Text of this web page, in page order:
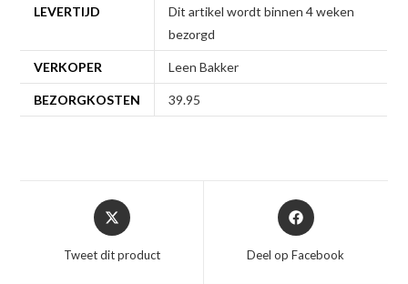
LEVERTIJD
Dit artikel wordt binnen 4 weken
bezorgd
VERKOPER Leen Bakker
BEZORGKOSTEN 39.95
Opent
in
nieuw
Tweet dit product
Opent
in
nieuw
Deel op Facebook